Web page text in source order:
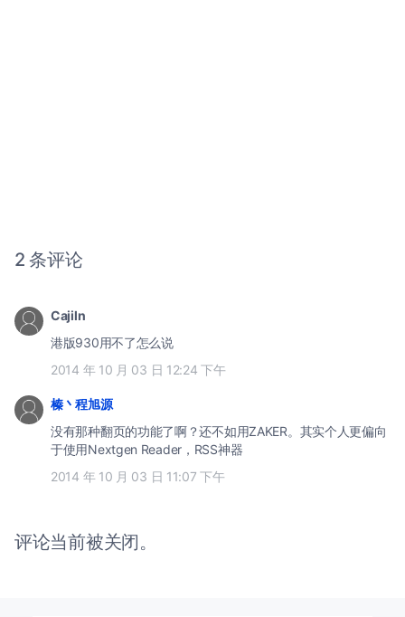
2 条评论
Cajiln
港版930用不了怎么说
2014 年 10 月 03 日 12:24 下午
榛丶程旭源
没有那种翻页的功能了啊？还不如用ZAKER。其实个人更偏向
于使用Nextgen Reader，RSS神器
2014 年 10 月 03 日 11:07 下午
评论当前被关闭。